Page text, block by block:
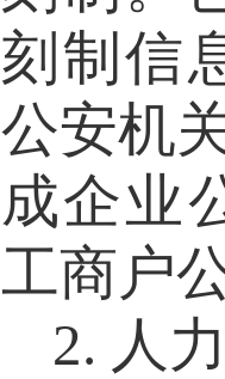
刻制信
公安机
成企业
工商户
2. 人